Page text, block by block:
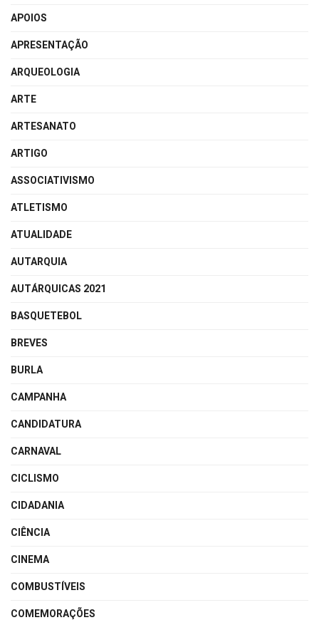
APOIOS
APRESENTAÇÃO
ARQUEOLOGIA
ARTE
ARTESANATO
ARTIGO
ASSOCIATIVISMO
ATLETISMO
ATUALIDADE
AUTARQUIA
AUTÁRQUICAS 2021
BASQUETEBOL
BREVES
BURLA
CAMPANHA
CANDIDATURA
CARNAVAL
CICLISMO
CIDADANIA
CIÊNCIA
CINEMA
COMBUSTÍVEIS
COMEMORAÇÕES